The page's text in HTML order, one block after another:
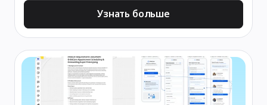
Узнать больше